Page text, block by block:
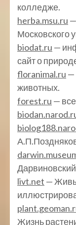
колледже.
herba.msu.ru
Московского
biodat.ru —
сайт о
floranimal.ru —
животных.
forest.ru —
livt.net —
Жизнь